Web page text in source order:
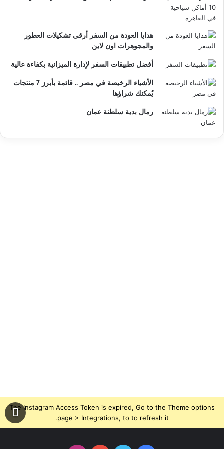
هدايا العودة من السفر أرقى تشكيلات العطور
والمجوهرات اون لاين
أفضل تطبيقات السفر لإدارة الميزانية بكفاءة عالية
الأشياء الرخيصة في مصر .. قائمة بأبرز 7 منتجات
يُمكنك شراؤها
رمال بدية سلطنة عمان
The Instagram Access Token is expired, Go to the Theme options
page > Integrations, to to refresh it.